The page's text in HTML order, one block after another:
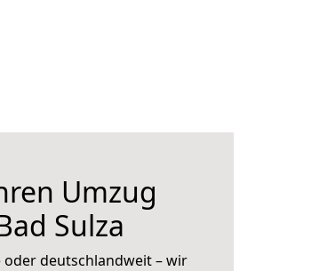
Umzug
Sulza
oder deutschlandweit – wir